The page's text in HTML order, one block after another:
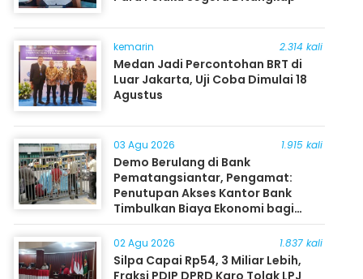
kemarin 2.314 kali
Medan Jadi Percontohan BRT di
Luar Jakarta, Uji Coba Dimulai 18
Agustus
03 Agu 2026 1.915 kali
Demo Berulang di Bank
Pematangsiantar, Pengamat:
Penutupan Akses Kantor Bank
Timbulkan Biaya Ekonomi bagi
Masyarakat
02 Agu 2026 1.837 kali
Silpa Capai Rp54, 3 Miliar Lebih,